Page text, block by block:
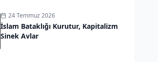
24 Temmuz 2026
İslam Bataklığı Kurutur, Kapitalizm
Sinek Avlar